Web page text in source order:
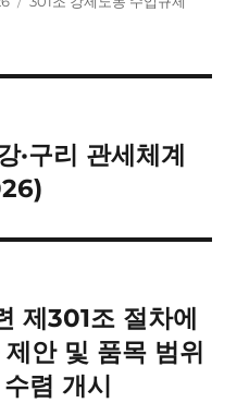
·구리 관세체계
제301조 절차에
안 및 품목 범위
렴 개시